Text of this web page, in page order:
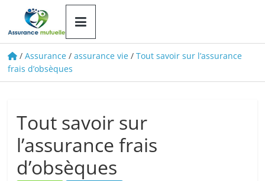
portail
d'information
/Assurance /assurance vie /Tout savoir sur l’assurance
frais d’obsèques
Tout savoir sur
l’assurance frais
d’obsèques